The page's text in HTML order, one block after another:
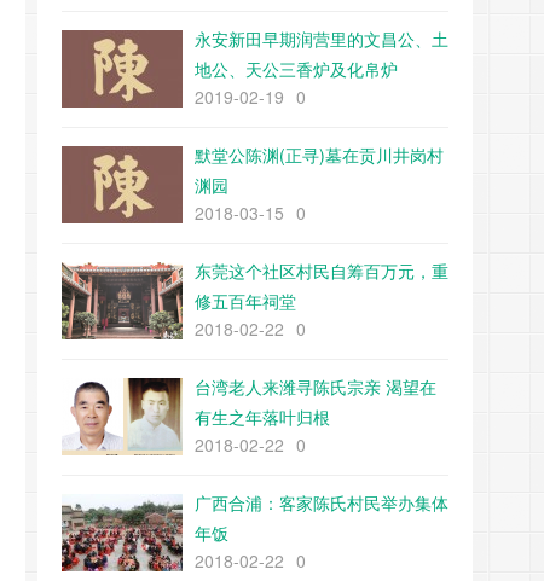
永安新田早期润营里的文昌公、土
地公、天公三香炉及化帛炉
2019-02-19 0
默堂公陈渊(正寻)墓在贡川井岗村
渊园
2018-03-15 0
东莞这个社区村民自筹百万元，重
修五百年祠堂
2018-02-22 0
台湾老人来潍寻陈氏宗亲 渴望在
有生之年落叶归根
2018-02-22 0
广西合浦：客家陈氏村民举办集体
年饭
2018-02-22 0